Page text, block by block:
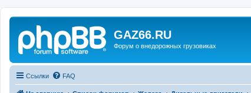
GAZ66.RU
Форум о внедорожных грузовиках
Ссылки FAQ